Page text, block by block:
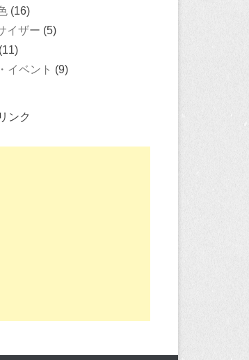
(16)
イザー (5)
(11)
イベント (9)
ンク